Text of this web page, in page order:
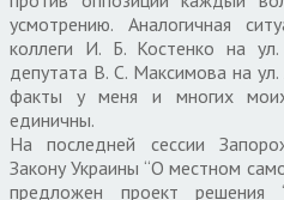
усмотрению. Аналогичная
коллеги И. Б. Костенко на
депутата В. С. Максимова на
факты у меня и многих
единичны.
На последней сессии
Закону Украины “О местном
предложен проект решения